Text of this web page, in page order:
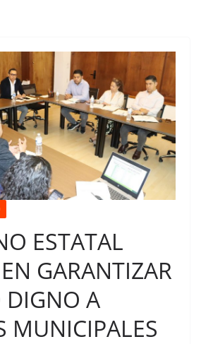
ESTATAL
GARANTIZAR
DIGNO A
MUNICIPALES